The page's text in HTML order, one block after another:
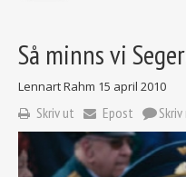
Så minns vi
Lennart Rahm 15 april 2010
Skriv ut Epost